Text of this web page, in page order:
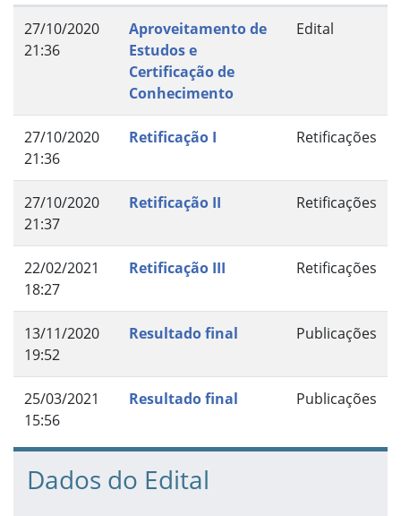
27/10/2020
21:36
Aproveitamento de
Estudos e
Certificação de
Conhecimento
Edital
27/10/2020
21:36
Retificação I Retificações
27/10/2020
21:37
Retificação II Retificações
22/02/2021
18:27
Retificação III Retificações
13/11/2020
19:52
Resultado final Publicações
25/03/2021
15:56
Resultado final Publicações
Dados do Edital